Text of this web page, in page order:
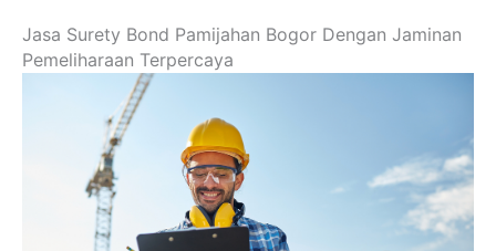
Jasa Surety Bond Pamijahan Bogor Dengan Jaminan
Pemeliharaan Terpercaya